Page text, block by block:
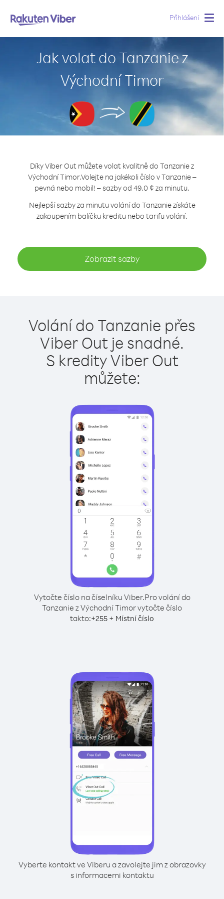
Přihlášení
Jak volat do Tanzanie z
Východní Timor
Díky Viber Out můžete volat kvalitně do Tanzanie z
Východní Timor.Volejte na jakékoli číslo v Tanzanie –
pevná nebo mobil! – sazby od 49.0 ¢ za minutu.
Nejlepší sazby za minutu volání do Tanzanie získáte
zakoupením balíčku kreditu nebo tarifu volání.
Zobrazit sazby
Volání do Tanzanie přes
Viber Out je snadné.
S kredity Viber Out
můžete:
Vytočte číslo na číselníku Viber.Pro volání do
Tanzanie z Východní Timor vytočte číslo
takto:+255 + Místní číslo
Vyberte kontakt ve Viberu a zavolejte jim z obrazovky
s informacemi kontaktu